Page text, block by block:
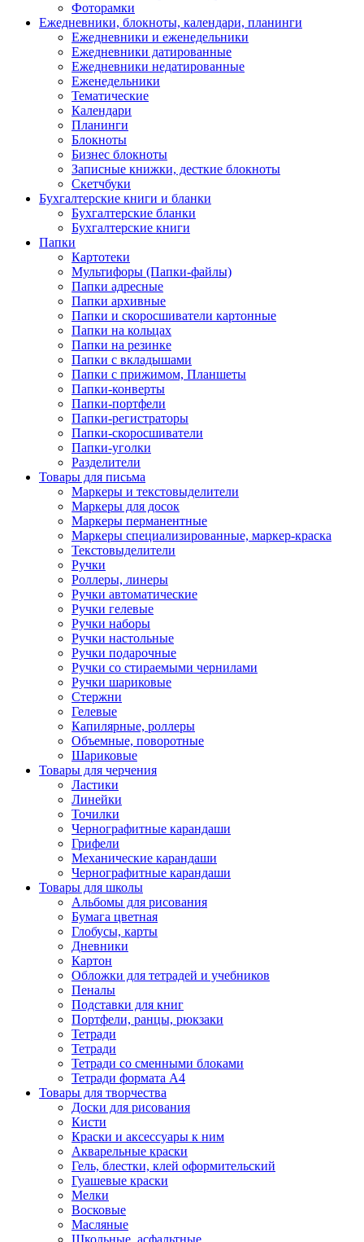
Фоторамки
Ежедневники, блокноты, календари, планинги
Ежедневники и еженедельники
Ежедневники датированные
Ежедневники недатированные
Еженедельники
Тематические
Календари
Планинги
Блокноты
Бизнес блокноты
Записные книжки, десткие блокноты
Скетчбуки
Бухгалтерские книги и бланки
Бухгалтерские бланки
Бухгалтерские книги
Папки
Картотеки
Мультифоры (Папки-файлы)
Папки адресные
Папки архивные
Папки и скоросшиватели картонные
Папки на кольцах
Папки на резинке
Папки с вкладышами
Папки с прижимом, Планшеты
Папки-конверты
Папки-портфели
Папки-регистраторы
Папки-скоросшиватели
Папки-уголки
Разделители
Товары для письма
Маркеры и текстовыделители
Маркеры для досок
Маркеры перманентные
Маркеры специализированные, маркер-краска
Текстовыделители
Ручки
Роллеры, линеры
Ручки автоматические
Ручки гелевые
Ручки наборы
Ручки настольные
Ручки подарочные
Ручки со стираемыми чернилами
Ручки шариковые
Стержни
Гелевые
Капилярные, роллеры
Объемные, поворотные
Шариковые
Товары для черчения
Ластики
Линейки
Точилки
Чернографитные карандаши
Грифели
Механические карандаши
Чернографитные карандаши
Товары для школы
Альбомы для рисования
Бумага цветная
Глобусы, карты
Дневники
Картон
Обложки для тетрадей и учебников
Пеналы
Подставки для книг
Портфели, ранцы, рюкзаки
Тетради
Тетради
Тетради со сменными блоками
Тетради формата А4
Товары для творчества
Доски для рисования
Кисти
Краски и аксессуары к ним
Акварельные краски
Гель, блестки, клей оформительский
Гуашевые краски
Мелки
Восковые
Масляные